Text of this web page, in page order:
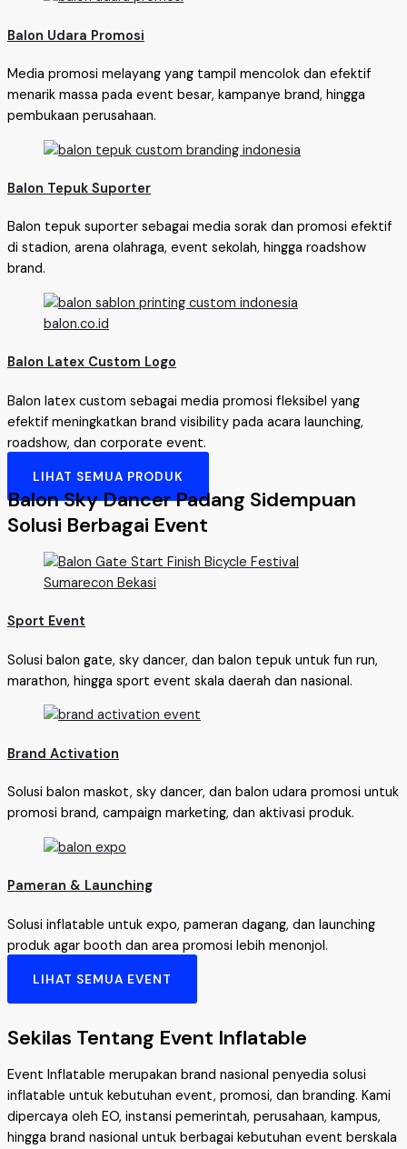
Balon Udara Promosi
Media promosi melayang yang tampil mencolok dan efektif
menarik massa pada event besar, kampanye brand, hingga
pembukaan perusahaan.
Balon Tepuk Suporter
Balon tepuk suporter sebagai media sorak dan promosi efektif
di stadion, arena olahraga, event sekolah, hingga roadshow
brand.
Balon Latex Custom Logo
Balon latex custom sebagai media promosi fleksibel yang
efektif meningkatkan brand visibility pada acara launching,
roadshow, dan corporate event.
LIHAT SEMUA PRODUK
Balon Sky Dancer Padang Sidempuan
Solusi Berbagai Event
Sport Event
Solusi balon gate, sky dancer, dan balon tepuk untuk fun run,
marathon, hingga sport event skala daerah dan nasional.
Brand Activation
Solusi balon maskot, sky dancer, dan balon udara promosi untuk
promosi brand, campaign marketing, dan aktivasi produk.
Pameran & Launching
Solusi inflatable untuk expo, pameran dagang, dan launching
produk agar booth dan area promosi lebih menonjol.
LIHAT SEMUA EVENT
Sekilas Tentang Event Inflatable
Event Inflatable merupakan brand nasional penyedia solusi
inflatable untuk kebutuhan event, promosi, dan branding. Kami
dipercaya oleh EO, instansi pemerintah, perusahaan, kampus,
hingga brand nasional untuk berbagai kebutuhan event berskala